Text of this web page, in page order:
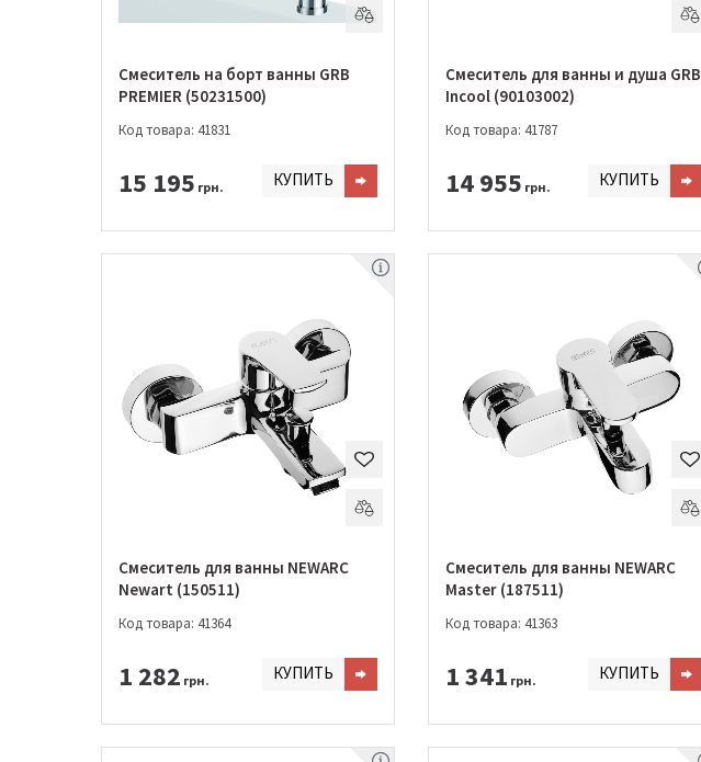
Смеситель на борт ванны GRB
PREMIER (50231500)
Код товара: 41831
15 195 грн. КУПИТЬ
Смеситель для ванны и душа GRB
Incool (90103002)
Код товара: 41787
14 955 грн. КУПИТЬ
Смеситель для ванны NEWARC
Newart (150511)
Код товара: 41364
1 282 грн. КУПИТЬ
Смеситель для ванны NEWARC
Master (187511)
Код товара: 41363
1 341 грн. КУПИТЬ